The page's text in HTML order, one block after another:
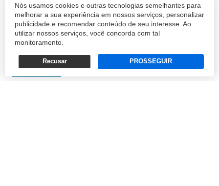
Nós usamos cookies e outras tecnologias semelhantes para
melhorar a sua experiência em nossos serviços, personalizar
publicidade e recomendar conteúdo de seu interesse. Ao
utilizar nossos serviços, você concorda com tal
monitoramento.
Recusar PROSSEGUIR
agrícola, o Grupo SLC se apoiou em decisões
estratégicas de vanguarda para galgar os
degraus do reconhecimento, passando das
origens humildes para um presente
grandioso....